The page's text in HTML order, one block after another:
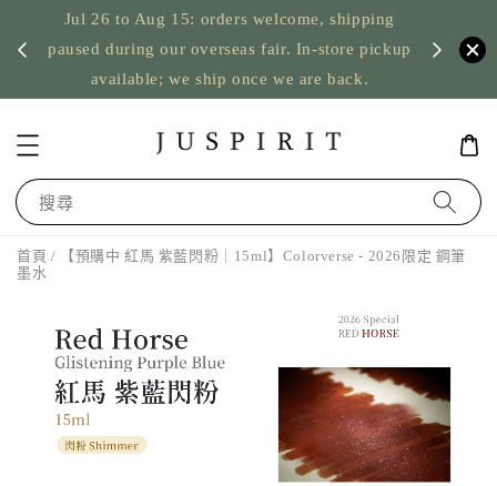
Jul 26 to Aug 15: orders welcome, shipping
paused during our overseas fair. In-store pickup
available; we ship once we are back.
US
搜尋
首頁 / 【預購中 紅馬 紫藍閃粉｜15ml】Colorverse - 2026限定 鋼筆
墨水